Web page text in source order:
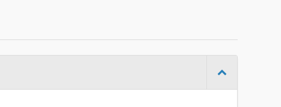
"ad
Ad invito